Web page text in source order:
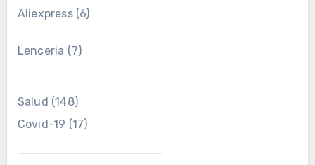
Aliexpress(6)
Lenceria (7)
Salud (148)
Covid-19 (17)